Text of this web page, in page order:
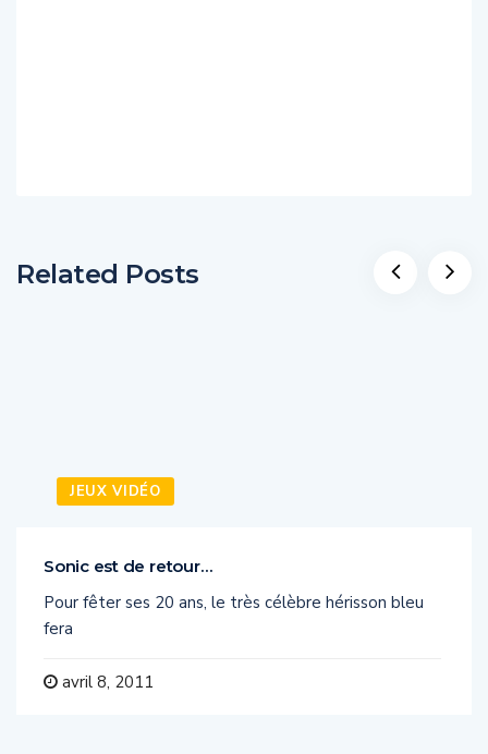
Related Posts
JEUX VIDÉO
Sonic est de retour…
Pour fêter ses 20 ans, le très célèbre hérisson bleu
fera
avril 8, 2011